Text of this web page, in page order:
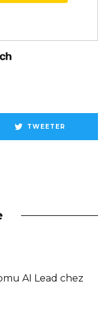
TWEETER
AI Lead chez